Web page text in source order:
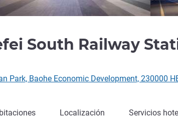
South Railway
Park, Baohe Economic Development, 230000
Localización Servicios